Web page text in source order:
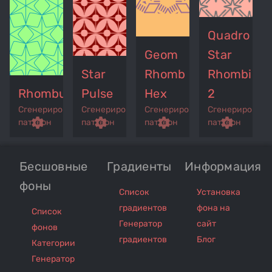
Rhombushi
Сгенерированный
паттерн
settings
Star
Pulse
Сгенерированный
паттерн
remove_red_eye get_app settings
Geom
Rhomb
Hex
Сгенерированный
паттерн
remove_red_eye get_app settings
Quadro
Star
Rhombic
2
паттерн
remove_red_eye get_app settings
Бесшовные
фоны
Список
фонов
Категории
Генератор
Градиенты
Список
градиентов
Генератор
градиентов
Информация
Установка
фона на
сайт
Блог